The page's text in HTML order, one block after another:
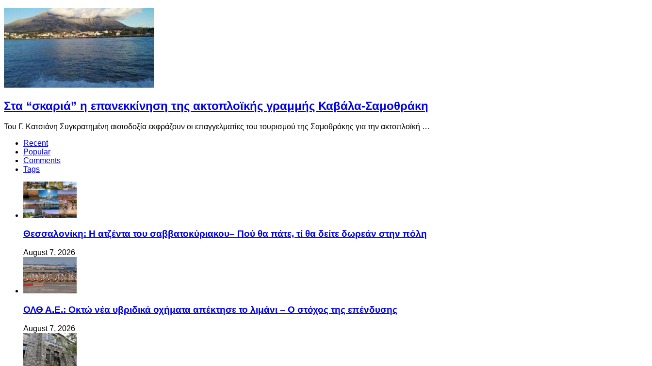
Στα “σκαριά” η επανεκκίνηση της ακτοπλοϊκής γραμμής Καβάλα-Σαμοθράκη
Του Γ. Κατσιάνη Συγκρατημένη αισιοδοξία εκφράζουν οι επαγγελματίες του τουρισμού της Σαμοθράκης για την ακτοπλοϊκή …
Recent
Popular
Comments
Tags
Θεσσαλονίκη: Η ατζέντα του σαββατοκύριακου– Πού θα πάτε, τί θα δείτε δωρεάν στην πόλη
August 7, 2026
ΟΛΘ Α.Ε.: Οκτώ νέα υβριδικά οχήματα απέκτησε το λιμάνι – Ο στόχος της επένδυσης
August 7, 2026